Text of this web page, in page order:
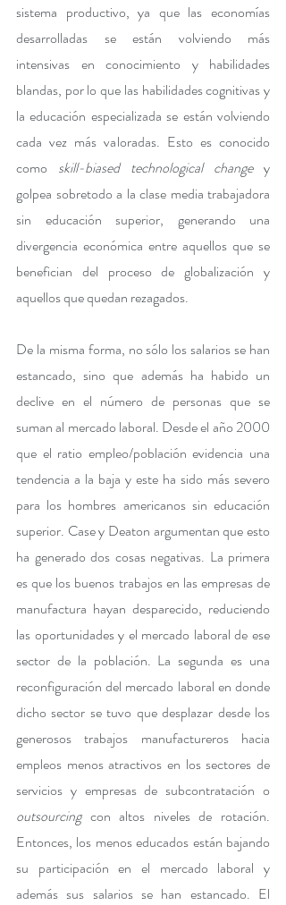
sistema productivo, ya que las economías
desarrolladas se están volviendo más
intensivas en conocimiento y habilidades
blandas, por lo que las habilidades cognitivas y
la educación especializada se están volviendo
cada vez más valoradas. Esto es conocido
como skill-biased technological change y
golpea sobretodo a la clase media trabajadora
sin educación superior, generando una
divergencia económica entre aquellos que se
benefician del proceso de globalización y
aquellos que quedan rezagados.
De la misma forma, no sólo los salarios se han
estancado, sino que además ha habido un
declive en el número de personas que se
suman al mercado laboral. Desde el año 2000
que el ratio empleo/población evidencia una
tendencia a la baja y este ha sido más severo
para los hombres americanos sin educación
superior. Case y Deaton argumentan que esto
ha generado dos cosas negativas. La primera
es que los buenos trabajos en las empresas de
manufactura hayan desparecido, reduciendo
las oportunidades y el mercado laboral de ese
sector de la población. La segunda es una
reconfiguración del mercado laboral en donde
dicho sector se tuvo que desplazar desde los
generosos trabajos manufactureros hacia
empleos menos atractivos en los sectores de
outsourcing con altos niveles de rotación.
Entonces, los menos educados están bajando
su participación en el mercado laboral y
además sus salarios se han estancado. El